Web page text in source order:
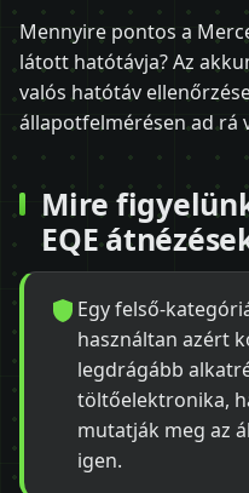
Mennyire pontos a
látott hatótávja? Az
valós hatótáv
állapotfelmérésen ad rá
Mire
EQE
Egy felső-
használtan azért
legdrágább
töltőelektronika,
mutatják meg az
igen.